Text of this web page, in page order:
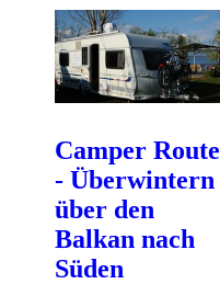
Camper Route
- Überwintern
über den
Balkan nach
Süden